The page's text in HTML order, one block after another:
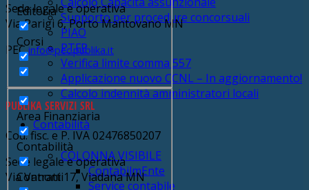
Supporto per procedure concorsuali
PIAO
PTFP
Verifica limite comma 557
Applicazione nuovo CCNL – In aggiornamento!
Calcolo indennità amministratori locali
Contabilità
COLONNA VISIBILE
ContabilmEnte
Service contabile
Editoria
Corsi
Area Finanziaria
Contabilità
Contratti
Sede legale e operativa
Via Parigi 6, Porto Mantovano MN
PECinfo@pec.publika.it
PUBLIKA SERVIZI SRL
Cod. fisc. e P. IVA 02476850207
Sede legale e operativa
Via Vanoni 17, Viadana MN